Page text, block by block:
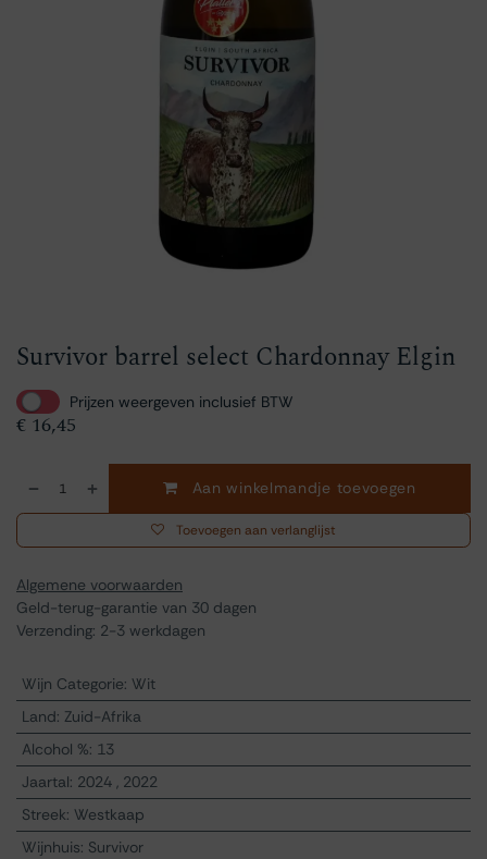
Survivor barrel select Chardonnay Elgin
Prijzen weergeven inclusief BTW
€ 16,45
Aan winkelmandje toevoegen
Toevoegen aan verlanglijst
Algemene voorwaarden
Geld-terug-garantie van 30 dagen
Verzending: 2-3 werkdagen
Wijn Categorie: Wit
Land: Zuid-Afrika
Alcohol %: 13
Jaartal: 2024, 2022
Streek: Westkaap
Wijnhuis: Survivor